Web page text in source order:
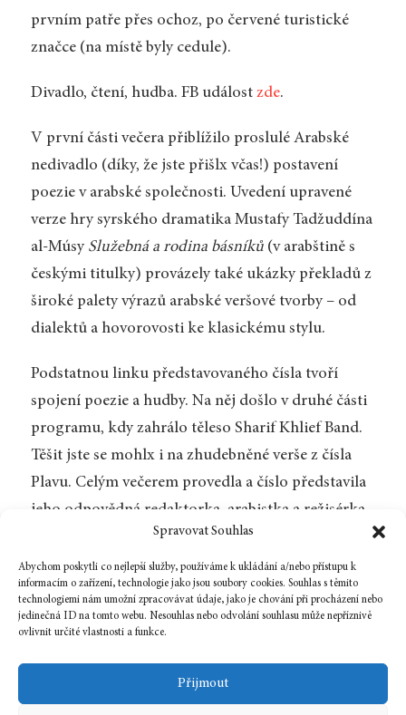
Spravovat Souhlas
Abychom poskytli co nejlepší služby, používáme k ukládání a/nebo přístupu k
informacím o zařízení, technologie jako jsou soubory cookies. Souhlas s těmito
technologiemi nám umožní zpracovávat údaje, jako je chování při procházení nebo
jedinečná ID na tomto webu. Nesouhlas nebo odvolání souhlasu může nepříznivě
ovlivnit určité vlastnosti a funkce.
Přijmout
prvním patře přes ochoz, po červené turistické
značce (na místě byly cedule).
Divadlo, čtení, hudba. FB událost zde.
V první části večera přiblížilo proslulé Arabské
nedivadlo (díky, že jste přišlx včas!) postavení
poezie v arabské společnosti. Uvedení upravené
verze hrysyrského dramatika Mustafy Tadžuddína
al-Músy Služebná a rodina básníků(v arabštině s
českými titulky) provázely také ukázky překladů z
široké palety výrazů arabské veršové tvorby – od
dialektů a hovorovosti ke klasickému stylu.
Podstatnou linku představovaného čísla tvoří
spojení poezie a hudby. Na něj došlo v druhé části
programu, kdy zahrálo těleso Sharif Khlief Band.
Těšit jste se mohlx i na zhudebněné verše z čísla
Plavu. Celým večerem provedla a číslo představila
jeho odpovědná redaktorka, arabistka a režisérka
Adéla Provazníková.
Akce proběhla díky podpoře Státního fondu
kultury a Ministerstva kultury ČR.